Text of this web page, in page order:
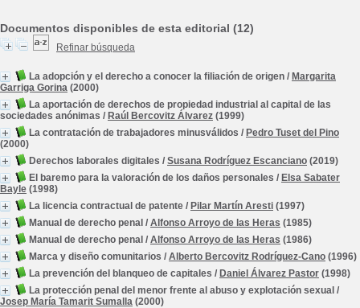
Documentos disponibles de esta editorial (12)
Refinar búsqueda
La adopción y el derecho a conocer la filiación de origen / Margarita
Garriga Gorina (2000)
La aportación de derechos de propiedad industrial al capital de las
sociedades anónimas / Raúl Bercovitz Álvarez (1999)
La contratación de trabajadores minusválidos / Pedro Tuset del Pino
(2000)
Derechos laborales digitales / Susana Rodríguez Escanciano (2019)
El baremo para la valoración de los daños personales / Elsa Sabater
Bayle (1998)
La licencia contractual de patente / Pilar Martín Aresti (1997)
Manual de derecho penal / Alfonso Arroyo de las Heras (1985)
Manual de derecho penal / Alfonso Arroyo de las Heras (1986)
Marca y diseño comunitarios / Alberto Bercovitz Rodríguez-Cano (1996)
La prevención del blanqueo de capitales / Daniel Álvarez Pastor (1998)
La protección penal del menor frente al abuso y explotación sexual /
Josep María Tamarit Sumalla (2000)